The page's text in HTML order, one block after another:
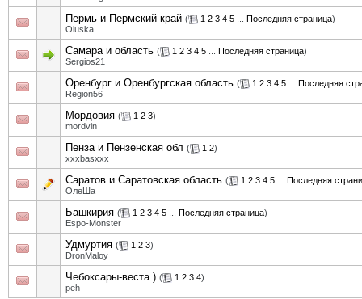
Пермь и Пермский край ( 1 2 3 4 5 Последняя страница)
Oluska
Самара и область ( 1 2 3 4 5 Последняя страница)
Sergios21
Оренбург и Оренбургская область ( 1 2 3 4 5
Последняя
Region56
Мордовия ( 1 2 3)
mordvin
Пенза и Пензенская обл ( 1 2)
xxxbasxxx
Саратов и Саратовская область ( 1 2 3 4 5
Последняя
ОлеШа
Башкирия ( 1 2 3 4 5 Последняя страница)
Espo-Monster
Удмуртия ( 1 2 3)
DronMaloy
Чебоксары-веста ) ( 1 2 3 4)
peh